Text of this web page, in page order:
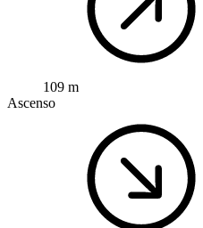
109 m
Ascenso